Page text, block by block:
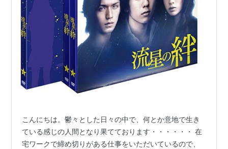
こんにちは。鬱々とした日々の中で、何とか意地で生き
ている感じの人間となり果てております・・・・・・ 在
宅ワークで締め切りがある仕事をいただいているので、